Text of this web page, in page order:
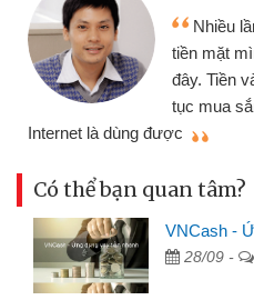
sắm không mang
vay tiền nóng tại
ngay là mình lại tiếp
cần điện thoại có
Có thể bạn quan tâm?
VNCash -
28/09 -